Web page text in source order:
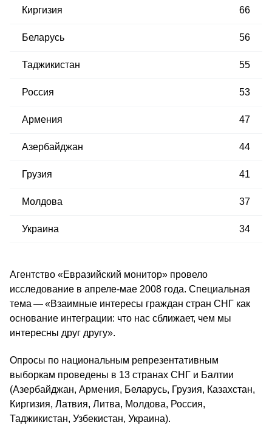
Киргизия 66
Беларусь 56
Таджикистан 55
Россия 53
Армения 47
Азербайджан 44
Грузия 41
Молдова 37
Украина 34
Агентство «Евразийский монитор» провело
исследование в апреле-мае 2008 года. Специальная
тема — «Взаимные интересы граждан стран СНГ как
основание интеграции: что нас сближает, чем мы
интересны друг другу».
Опросы по национальным репрезентативным
выборкам проведены в 13 странах СНГ и Балтии
(Азербайджан, Армения, Беларусь, Грузия, Казахстан,
Киргизия, Латвия, Литва, Молдова, Россия,
Таджикистан, Узбекистан, Украина).